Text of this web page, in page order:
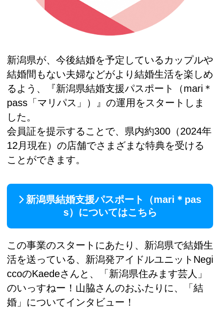
新潟県が、今後結婚を予定しているカップルや
結婚間もない夫婦などがより結婚生活を楽しめ
るよう、『新潟県結婚支援パスポート（mari＊
pass「マリパス」）』の運用をスタートしま
した。
会員証を提示することで、県内約300（2024年
12月現在）の店舗でさまざまな特典を受ける
ことができます。
新潟県結婚支援パスポート（mari＊pas
s）についてはこちら
この事業のスタートにあたり、新潟県で結婚生
活を送っている、新潟発アイドルユニットNegi
ccoのKaedeさんと、「新潟県住みます芸人」
のいっすねー！山脇さんのおふたりに、「結
婚」についてインタビュー！